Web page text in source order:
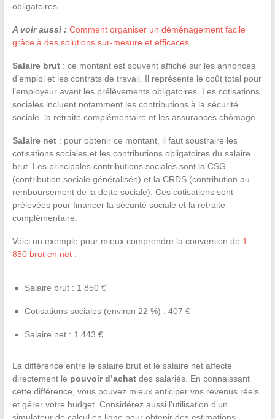
obligatoires.
A voir aussi : Comment organiser un déménagement facile
grâce à des solutions sur-mesure et efficaces
Salaire brut: ce montant est souvent affiché sur les annonces
d’emploi et les contrats de travail. Il représente le coût total pour
l’employeur avant les prélèvements obligatoires. Les cotisations
sociales incluent notamment les contributions à la sécurité
sociale, la retraite complémentaire et les assurances chômage.
Salaire net: pour obtenir ce montant, il faut soustraire les
cotisations sociales et les contributions obligatoires du salaire
brut. Les principales contributions sociales sont la CSG
(contribution sociale généralisée) et la CRDS (contribution au
remboursement de la dette sociale). Ces cotisations sont
prélevées pour financer la sécurité sociale et la retraite
complémentaire.
Voici un exemple pour mieux comprendre la conversion de 1
850 brut en net:
Salaire brut : 1 850 €
Cotisations sociales (environ 22 %) : 407 €
Salaire net : 1 443 €
La différence entre le salaire brut et le salaire net affecte
directement le pouvoir d’achatdes salariés. En connaissant
cette différence, vous pouvez mieux anticiper vos revenus réels
et gérer votre budget. Considérez aussi l’utilisation d’un